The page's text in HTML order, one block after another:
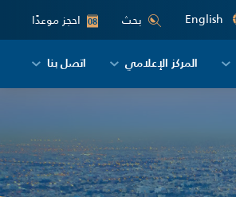
English بحث 08 احجز موعدًا
المركز الإعلامي اتصل بنا